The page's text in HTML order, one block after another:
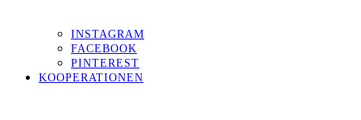
INSTAGRAM
FACEBOOK
PINTEREST
KOOPERATIONEN